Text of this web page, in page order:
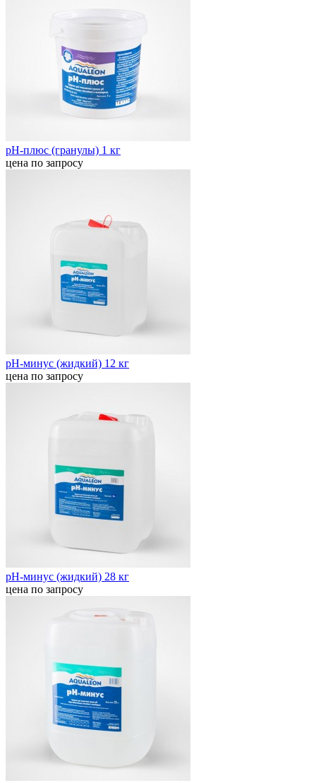
pH-плюс (гранулы) 1 кг
цена по запросу
pН-минус (жидкий) 12 кг
цена по запросу
pН-минус (жидкий) 28 кг
цена по запросу